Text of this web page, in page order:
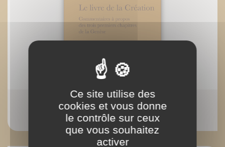
ePub : Le livre de la Création
Jean-François Froger
Ce site utilise des
cookies et vous donne
le contrôle sur ceux
que vous souhaitez
activer